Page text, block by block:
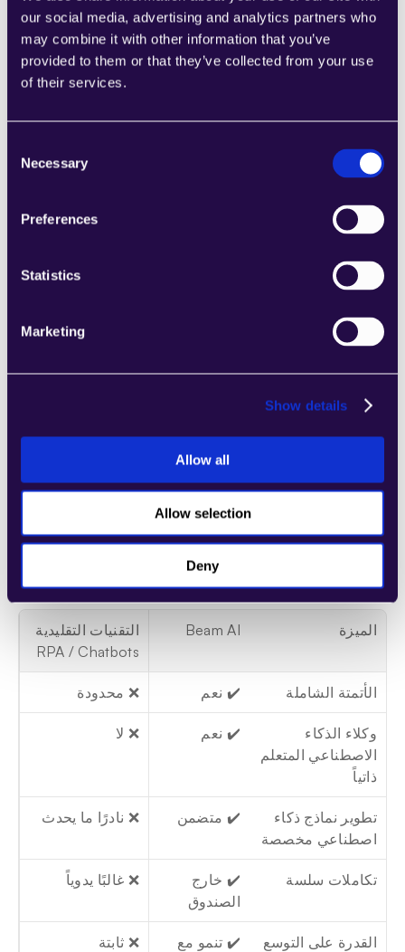
our social media, advertising and analytics partners who
may combine it with other information that you’ve
provided to them or that they’ve collected from your use
of their services.
Selection
Necessary
Preferences
Statistics
Marketing
Show details
Allow all
Allow selection
Deny
نحن نوفر:
واجهة مستخدم بديهية:
نشر وكلاء الذكاء الاصطناعي في
تكاملات سلسة:
المفضلة
بسهولة تامة.
اكتشف تكاملاتنا بالتفصيل!
عوائد ملموسة لرواد الأعمال
نحن نوفر ذلك من خلال:
⇒ توفير التكاليف:
استبدال العمل اليدوي، تقليل الأخطاء،
وتبسيط العمليات.
الجديدة بسرعة بفضل عمليات المكتب الخلفي الآلية.
⇒ تقليل المخاطر:
التحقق من الامتثال الآلي والتحقق من
البيانات يقلل من خطر القضايا التنظيمية.
الميزة Beam AI
RPA / Chatbots
الأتمتة الشاملة ✔️ نعم ❌ محدودة
ذاتياً
✔️ نعم ❌ لا
اصطناعي مخصصة
✔️ متضمن ❌ نادرًا ما يحدث
تكاملات سلسة
الصندوق
❌ غالبًا يدوياً
القدرة على التوسع ❌ ثابتة